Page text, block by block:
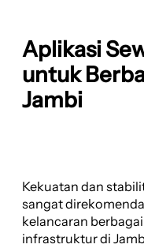
Aplikasi
untuk
Jambi
Kekuatan dan
sangat
kelancaran
infrastruktur di